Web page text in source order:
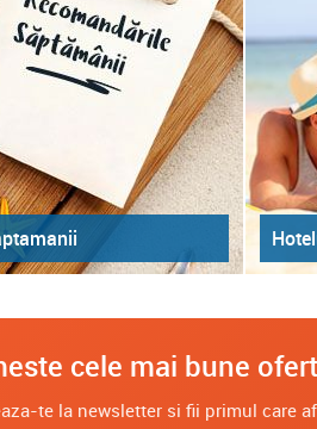
cele mai bune
te la newsletter si fii primul care